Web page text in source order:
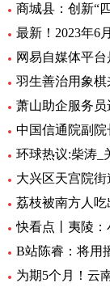
商城县：创新“
最新！2023年6
网易自媒体平
萧山助企服务
环球热议:柴涛_
荔枝被南方人
快看点丨夷陵：